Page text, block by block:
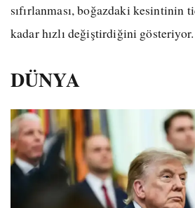
sıfırlanması, boğazdaki kesintinin
kadar hızlı değiştirdiğini gösteriyor.
DÜNYA